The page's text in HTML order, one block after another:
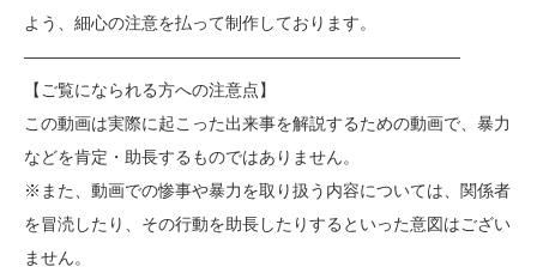
よう、細心の注意を払って制作しております。
――――――――――――――――――――――――――
【ご覧になられる方への注意点】
この動画は実際に起こった出来事を解説するための動画で、暴力
などを肯定・助長するものではありません。
※また、動画での惨事や暴力を取り扱う内容については、関係者
を冒涜したり、その行動を助長したりするといった意図はござい
ません。